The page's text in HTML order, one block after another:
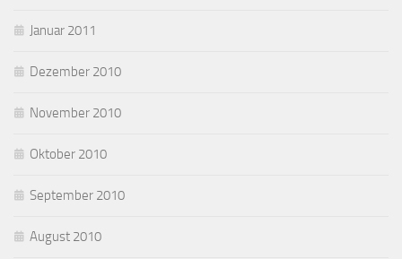
Januar 2011
Dezember 2010
November 2010
Oktober 2010
September 2010
August 2010